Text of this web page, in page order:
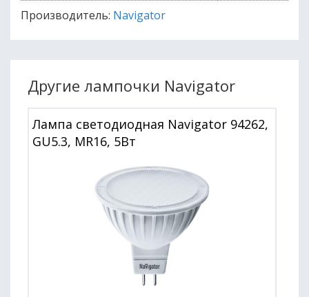
Производитель: Navigator
Другие лампочки Navigator
Лампа светодиодная Navigator 94262,
GU5.3, MR16, 5Вт